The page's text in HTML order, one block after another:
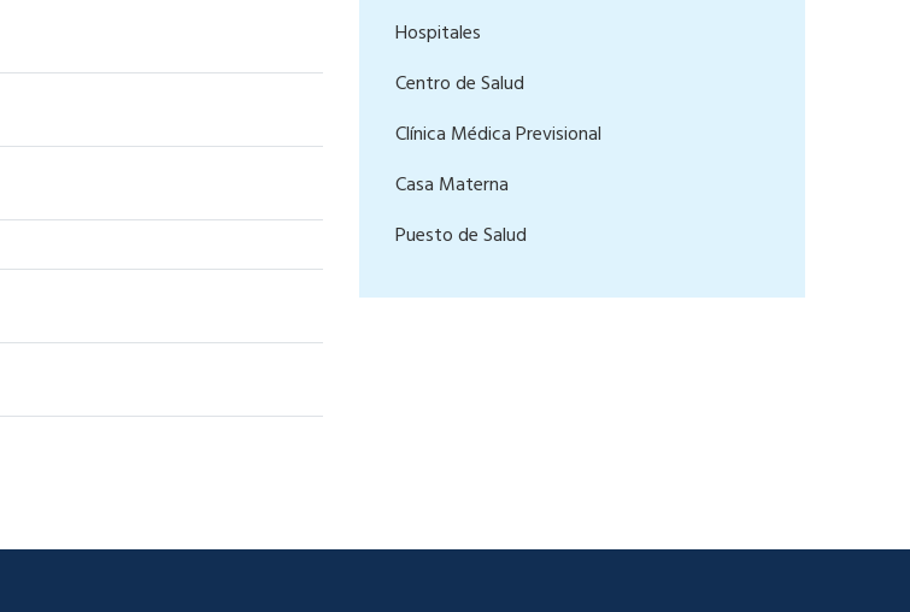
Hospitales
Centro de Salud
Clínica Médica Previsional
Casa Materna
Puesto de Salud